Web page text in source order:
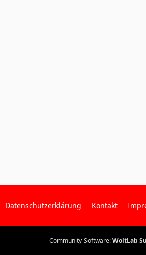
Datenschutzerklärung Kontakt
Community-Software:WoltLab